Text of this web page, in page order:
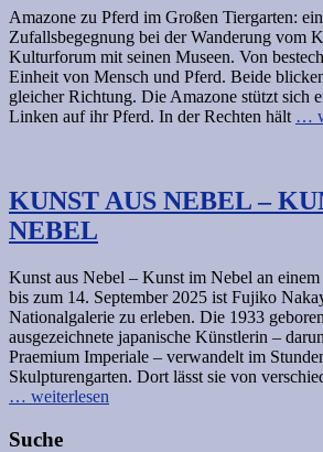
Amazone zu Pferd im Großen Tiergarten:
Zufallsbegegnung bei der Wanderung vom
Kulturforum mit seinen Museen. Von
Einheit von Mensch und Pferd. Beide
gleicher Richtung. Die Amazone stützt sich
Linken auf ihr Pferd. In der Rechten hält …
KUNST AUS NEBEL –
NEBEL
Kunst aus Nebel – Kunst im Nebel an
bis zum 14. September 2025 ist Fujiko
Nationalgalerie zu erleben. Die 1933
ausgezeichnete japanische Künstlerin –
Praemium Imperiale – verwandelt im
Skulpturengarten. Dort lässt sie von
… weiterlesen
Suche